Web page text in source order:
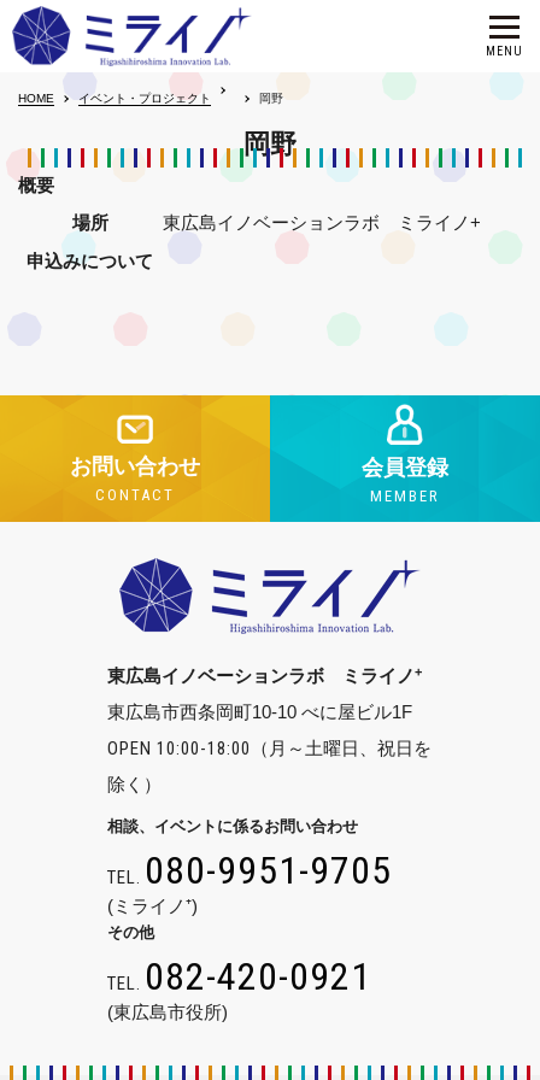
HOME イベント・プロジェクト 岡野
岡野
概要
場所
東広島イノベーションラボ ミライノ+
申込みについて
お問い合わせ
CONTACT
会員登録
MEMBER
東広島イノベーションラボ ミライノ+
東広島市西条岡町10-10 べに屋ビル1F
OPEN 10:00-18:00
（月～土曜日、祝日を
除く）
相談、イベントに係るお問い合わせ
TEL. 080-9951-9705
(ミライノ⁺)
その他
TEL. 082-420-0921
(東広島市役所)